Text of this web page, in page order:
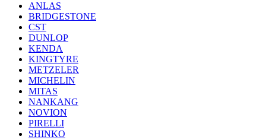
ANLAS
BRIDGESTONE
CST
DUNLOP
KENDA
KINGTYRE
METZELER
MICHELIN
MITAS
NANKANG
NOVION
PIRELLI
SHINKO